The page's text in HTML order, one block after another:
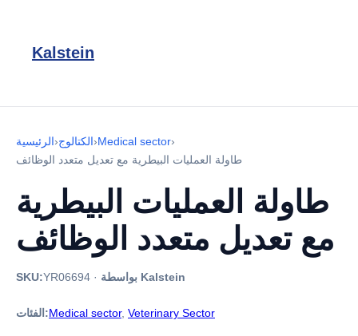
Kalstein
الرئيسية›الكتالوج›Medical sector›
طاولة العمليات البيطرية مع تعديل متعدد الوظائف
طاولة العمليات البيطرية
مع تعديل متعدد الوظائف
SKU:YR06694 · بواسطة Kalstein
الفئات:Medical sector, Veterinary Sector